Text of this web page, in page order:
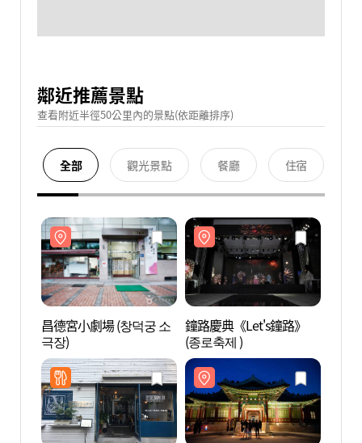
鄰近推薦景點
查看附近半徑50公里內的景點(依距離排序)
全部 觀光景點 餐廳 住宿
昌德宮小劇場 (창덕궁 소
극장)
鐘路慶典《Let's鐘路》
(종로축제 )